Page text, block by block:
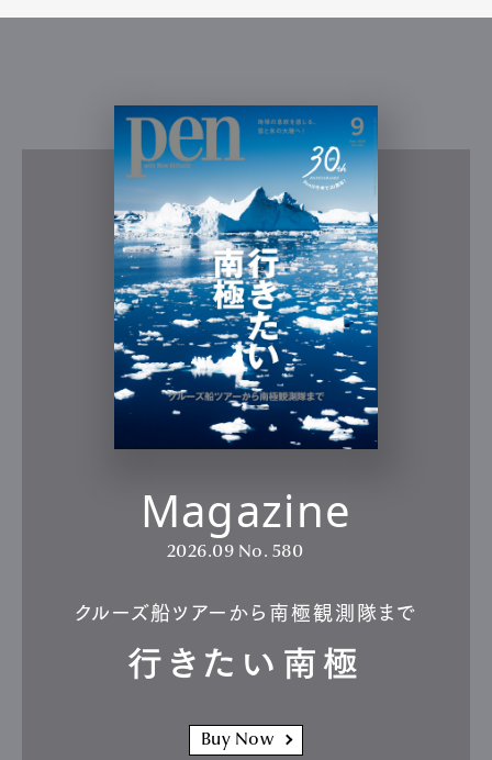
Magazine
2026.09 No. 580
クルーズ船ツアーから南極観測隊まで
行きたい南極
Buy Now